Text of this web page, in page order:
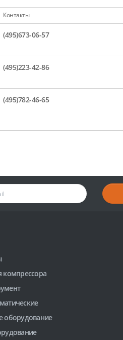
Контакты
(495)673-06-57
(495)223-42-86
(495)782-46-65
компрессора
оборудование